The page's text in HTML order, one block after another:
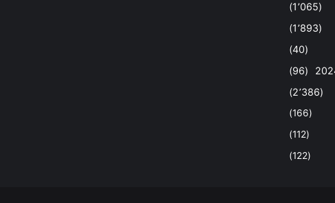
(1٬065)
(1٬893)
(40)
(96)
(2٬386)
(166)
(112)
(122)